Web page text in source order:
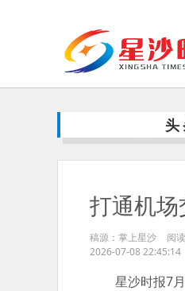
头
打通机
稿源：掌上星沙 阅
2026-07-08 22:45:14
星沙时报7